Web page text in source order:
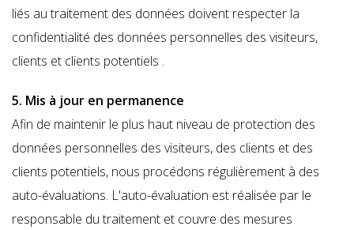
liés au traitement des données doivent respecter la
confidentialité des données personnelles des visiteurs,
clients et clients potentiels .
5. Mis à jour en permanence
Afin de maintenir le plus haut niveau de protection des
données personnelles des visiteurs, des clients et des
clients potentiels, nous procédons régulièrement à des
auto-évaluations. L'auto-évaluation est réalisée par le
responsable du traitement et couvre des mesures